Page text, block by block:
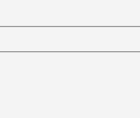
Scientist